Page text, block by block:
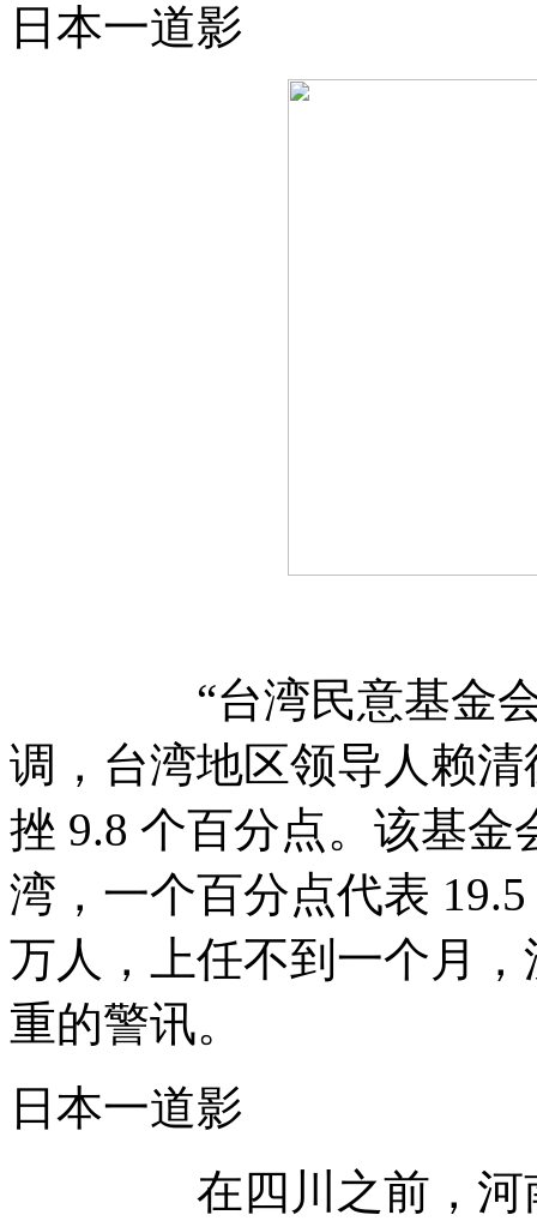
日本一道影
“台湾民意基金会”
调，台湾地区领导人赖
挫 9.8 个百分点。该基
湾，一个百分点代表
万人，上任不到一个月
重的警讯。
日本一道影
在四川之前，河南